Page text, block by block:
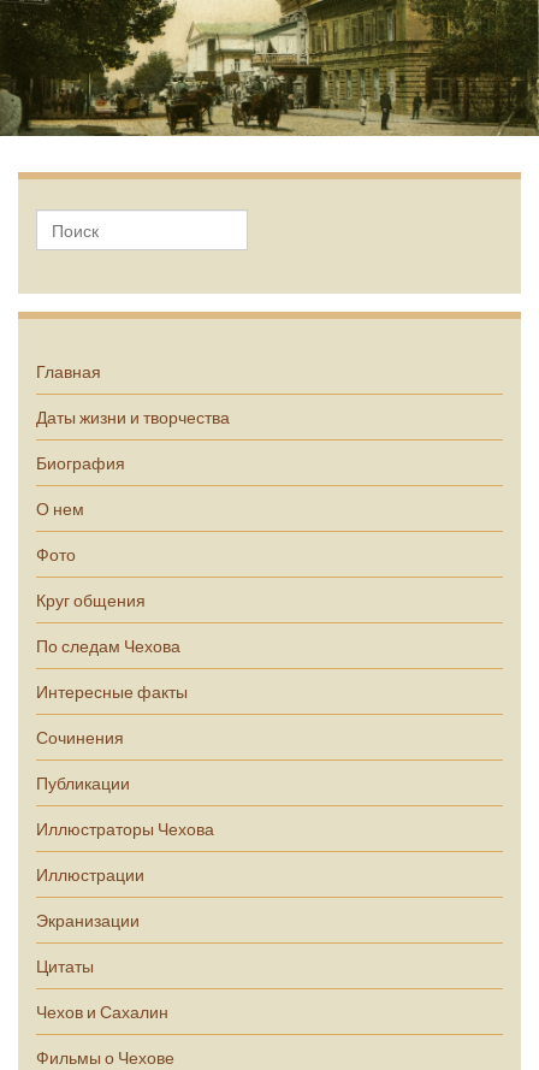
Главная
Даты жизни и творчества
Биография
О нем
Фото
Круг общения
По следам Чехова
Интересные факты
Сочинения
Публикации
Иллюстраторы Чехова
Иллюстрации
Экранизации
Цитаты
Чехов и Сахалин
Фильмы о Чехове